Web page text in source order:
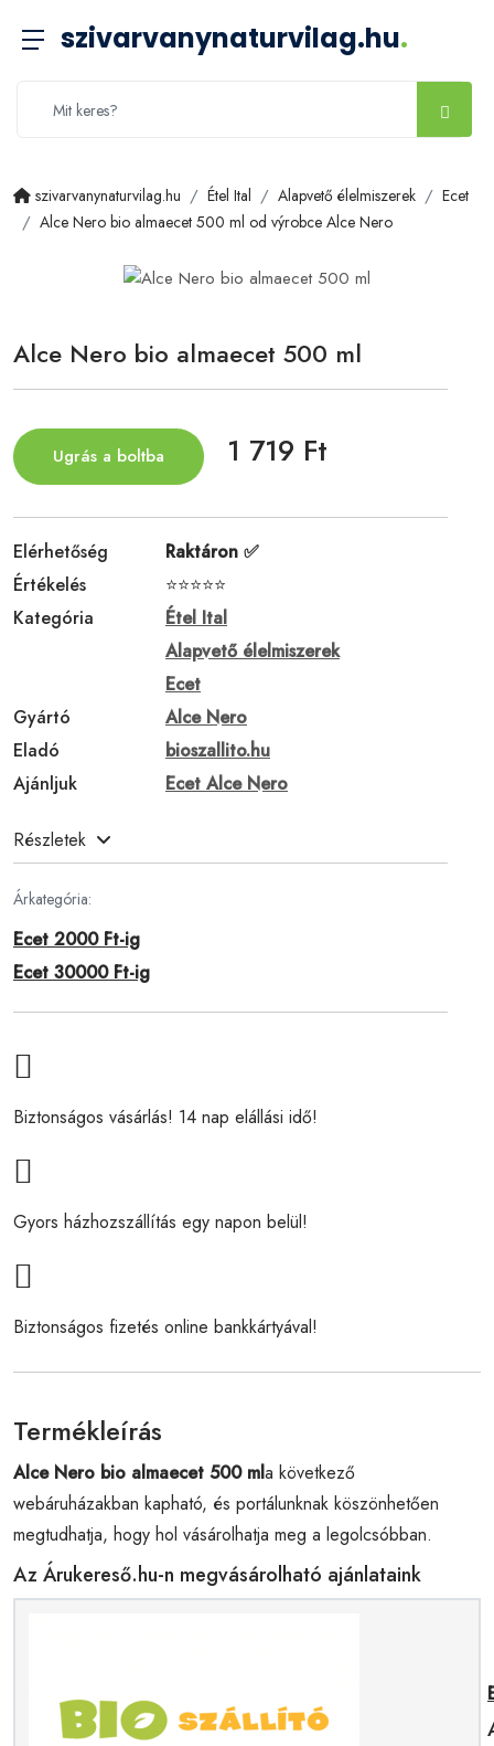
szivarvanynaturvilag.hu.
szivarvanynaturvilag.hu Étel Ital Alapvető élelmiszerek
Ecet
Alce Nero bio almaecet 500 ml od výrobce Alce Nero
Alce Nero bio almaecet 500 ml
Ugrás a boltba 1 719 Ft
Elérhetőség
Raktáron ✅
Értékelés
⭐⭐⭐⭐⭐
Kategória
Étel Ital
Alapvető élelmiszerek
Ecet
Gyártó
Alce Nero
Eladó
bioszallito.hu
Ajánljuk
Ecet Alce Nero
Részletek
Árkategória:
Ecet 2000 Ft-ig
Ecet 30000 Ft-ig
Biztonságos vásárlás! 14 nap elállási idő!
Gyors házhozszállítás egy napon belül!
Biztonságos fizetés online bankkártyával!
Termékleírás
Alce Nero bio almaecet 500 mla következő
webáruházakban kapható, és portálunknak köszönhetően
megtudhatja, hogy hol vásárolhatja meg a legolcsóbban.
Az Árukereső.hu-n megvásárolható ajánlataink